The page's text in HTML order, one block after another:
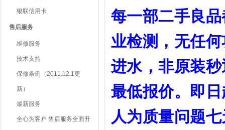
银联信用卡
售后服务
维修服务
技术支持
保修条例（2011.12.1更
新）
最新服务
全心为客户 售后服务全面升
每一部二手良
业检测，无任
进水，非原装
最低报价。 即
人为质量问题七